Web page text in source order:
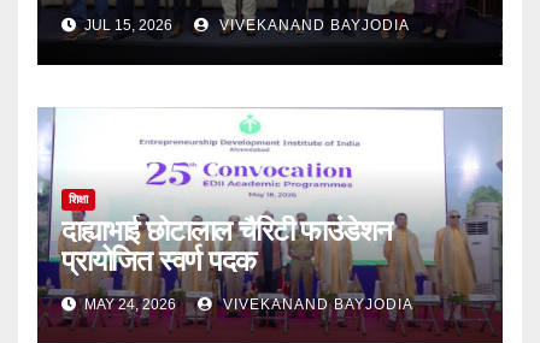
JUL 15, 2026 VIVEKANAND BAYJODIA
शिक्षा
दाह्याभाई छोटालाल चैरिटी फाउंडेशन
प्रायोजित स्वर्ण पदक
MAY 24, 2026 VIVEKANAND BAYJODIA